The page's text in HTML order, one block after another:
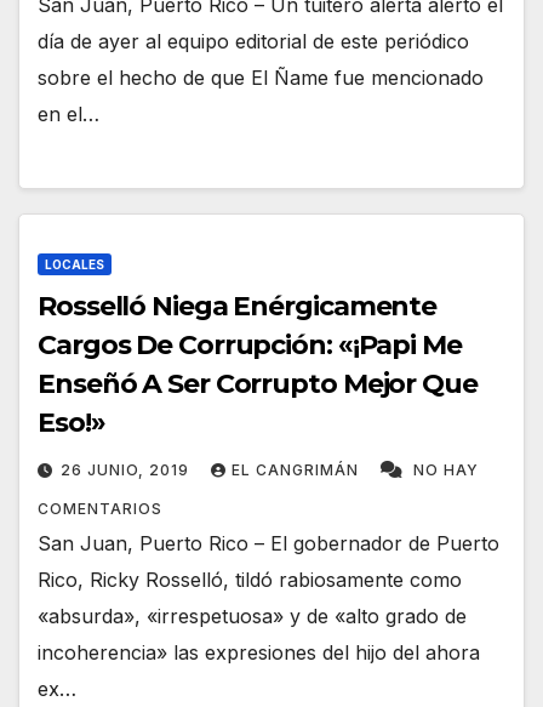
San Juan, Puerto Rico – Un tuitero alerta alertó el
día de ayer al equipo editorial de este periódico
sobre el hecho de que El Ñame fue mencionado
en el…
LOCALES
Rosselló Niega Enérgicamente
Cargos De Corrupción: «¡Papi Me
Enseñó A Ser Corrupto Mejor Que
Eso!»
26 JUNIO, 2019 EL CANGRIMÁN NO HAY
COMENTARIOS
San Juan, Puerto Rico – El gobernador de Puerto
Rico, Ricky Rosselló, tildó rabiosamente como
«absurda», «irrespetuosa» y de «alto grado de
incoherencia» las expresiones del hijo del ahora
ex…